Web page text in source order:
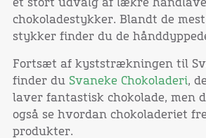
et stort udvalg af lækre
chokoladestykker. Blandt de
stykker finder du de
Fortsæt af kyststrækningen til
finder du Svaneke Chokoladeri,
laver fantastisk chokolade, men
også se hvordan chokoladeriet
produkter.